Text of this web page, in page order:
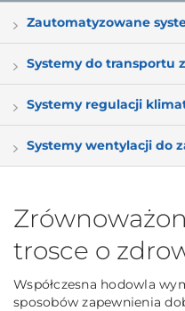
Zautomatyzowane
Systemy do transportu
Systemy regulacji
Systemy wentylacji do
trosce o
Współczesna hodowla
sposobów zapewnienia